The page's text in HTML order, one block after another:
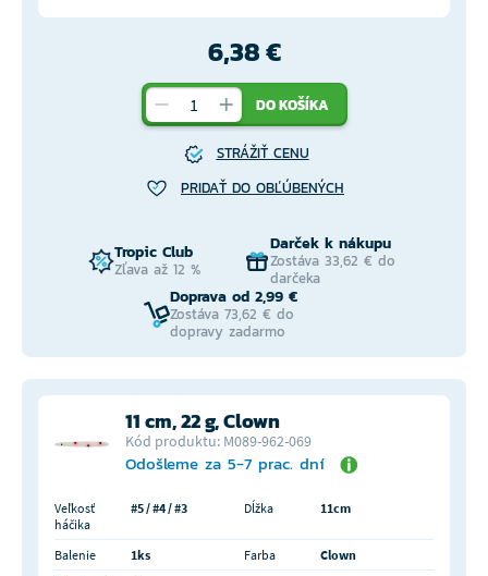
6,38 €
DO KOŠÍKA
STRÁŽIŤ CENU
PRIDAŤ DO OBĽÚBENÝCH
Tropic Club
Zľava až 12 %
Darček k nákupu
Zostáva 33,62 € do
darčeka
Doprava od 2,99 €
Zostáva 73,62 € do
dopravy zadarmo
11 cm, 22 g, Clown
Kód produktu: M089-962-069
Odošleme za 5-7 prac. dní
Veľkosť
háčika
#5 / #4 / #3 Dĺžka 11cm
Balenie 1ks Farba
Clown